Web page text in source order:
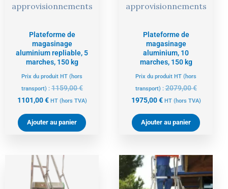
approvisionnements
Plateforme de
magasinage
aluminium repliable, 5
marches, 150 kg
Prix du produit HT (hors
transport) :1159,00€
1101,00€ HT (hors TVA)
Ajouter au panier
approvisionnements
Plateforme de
magasinage
aluminium, 10
marches, 150 kg
Prix du produit HT (hors
transport) :2079,00€
1975,00€ HT (hors TVA)
Ajouter au panier
Le
prix
actuel
prix
initial
Le
prix
actuel